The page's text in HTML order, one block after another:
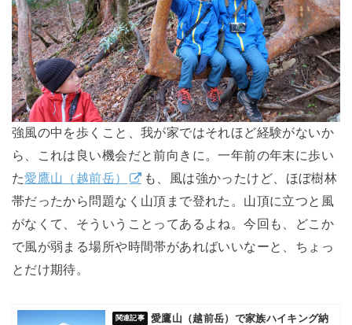
強風の中を歩くこと、我が家ではそれほど経験がないか
ら、これは良い機会だと前向きに。一年前の年末に歩い
た愛鷹山（越前岳）
も、風は強かったけど、ほぼ樹林
帯だったから問題なく山頂まで登れた。山頂に立つと風
がなくて、そういうことってあるよね。今回も、どこか
で風が弱まる場所や時間帯があればいいなーと、ちょっ
とだけ期待。
愛鷹山（越前岳）で家族ハイキング納